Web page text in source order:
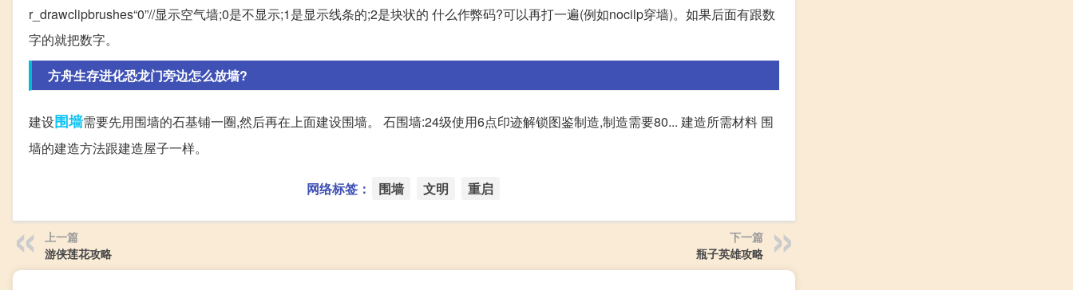
r_drawclipbrushes“0”//显示空气墙;0是不显示;1是显示线条的;2是块状的 什么作弊码?可以再打一遍(例如nocilp穿墙)。如果后面有跟数
字的就把数字。
方舟生存进化恐龙门旁边怎么放墙?
建设围墙需要先用围墙的石基铺一圈,然后再在上面建设围墙。 石围墙:24级使用6点印迹解锁图鉴制造,制造需要80... 建造所需材料 围
墙的建造方法跟建造屋子一样。
网络标签： 围墙 文明 重启
上一篇
游侠莲花攻略
下一篇
瓶子英雄攻略